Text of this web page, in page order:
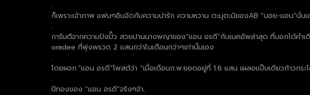
.
ก็เพราะเจ้าภาพ แฟนๆอินจัดกับความน่ารัก ความหวาน ตะมุตะมิของAB “บอย-แอน”
.
การันตีจากความปังปั๊ว สวยปานนางพญาของ”แอน อรดี”กับเมคอัพล่าสุด ที่บอกได้ค
oradee ที่พุ่งพรวด 2 แสนกว่าในเดือนกว่าๆเท่านั้นเอง
.
โดยผจก.”แอน อรดี”โพสต์ว่า “เมื่อเดือนก.พ.ยอดอยู่ที่ 1.6 แสน เผลอแป๊บเดียวก้าวก
.
ปีทองของ “แอน อรดี”จริงๆจ้า..